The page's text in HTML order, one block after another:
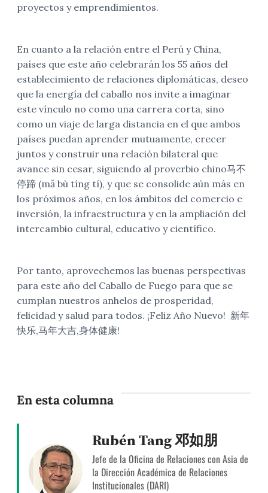
proyectos y emprendimientos.
En cuanto a la relación entre el Perú y China,
países que este año celebrarán los 55 años del
establecimiento de relaciones diplomáticas, deseo
que la energía del caballo nos invite a imaginar
este vínculo no como una carrera corta, sino
como un viaje de larga distancia en el que ambos
países puedan aprender mutuamente, crecer
juntos y construir una relación bilateral que
avance sin cesar, siguiendo al proverbio chino马不
停蹄 (mǎ bù tíng tí), y que se consolide aún más en
los próximos años, en los ámbitos del comercio e
inversión, la infraestructura y en la ampliación del
intercambio cultural, educativo y científico.
Por tanto, aprovechemos las buenas perspectivas
para este año del Caballo de Fuego para que se
cumplan nuestros anhelos de prosperidad,
felicidad y salud para todos. ¡Feliz Año Nuevo! 新年
快乐,马年大吉,身体健康!
En esta columna
Rubén Tang 邓如朋
Jefe de la Oficina de Relaciones con Asia de
la Dirección Académica de Relaciones
Institucionales (DARI)